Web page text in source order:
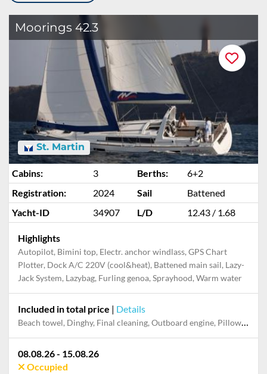
Moorings 42.3
St. Martin
Cabins: 3 Berths:
6+2
Registration:
2024 Sail
Battened
Yacht-ID
34907 L/D 12.43 / 1.68
Highlights
Autopilot, Bimini top, Electr. anchor windlass, GPS Chart
Plotter, Dock A/C 220V (cool&heat), Battened main sail, Lazy-
Jack System, Lazybag, Furling genoa, Sprayhood, Warm water
Included in total price | Details
Beach towel, Dinghy, Final cleaning, Outboard engine, Pillow, blanket, sheets, duvet cover, Swimming fins, Towels
08.08.26 - 15.08.26
Occupied